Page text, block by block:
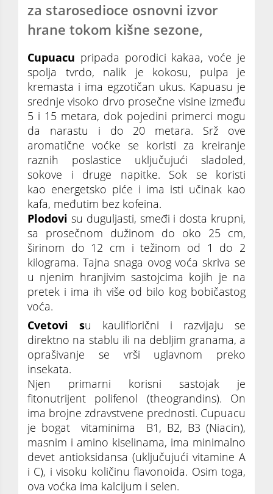
za starosedioce osnovni izvor
hrane tokom kišne sezone,
Cupuacu pripada porodici kakaa, voće je
spolja tvrdo, nalik je kokosu, pulpa je
kremasta i ima egzotičan ukus. Kapuasu je
srednje visoko drvo prosečne visine između
5 i 15 metara, dok pojedini primerci mogu
da narastu i do 20 metara. Srž ove
aromatične voćke se koristi za kreiranje
raznih poslastice uključujući sladoled,
sokove i druge napitke. Sok se koristi
kao energetsko piće i ima isti učinak kao
kafa, međutim bez kofeina.
Plodovi su duguljasti, smeđi i dosta krupni,
sa prosečnom dužinom do oko 25 cm,
širinom do 12 cm i težinom od 1 do 2
kilograma. Tajna snaga ovog voća skriva se
u njenim hranjivim sastojcima kojih je na
pretek i ima ih više od bilo kog bobičastog
voća.
Cvetovi su kauliflorični i razvijaju se
direktno na stablu ili na debljim granama, a
oprašivanje se vrši uglavnom preko
insekata.
Njen primarni korisni sastojak je
fitonutrijent polifenol (theograndins). On
ima brojne zdravstvene prednosti. Cupuacu
je bogat vitaminima B1, B2, B3 (Niacin),
masnim i amino kiselinama, ima minimalno
devet antioksidansa (uključujući vitamine A
i C), i visoku količinu flavonoida. Osim toga,
ova voćka ima kalcijum i selen.